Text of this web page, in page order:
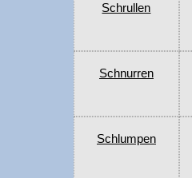
Schrullen
Schnurren
Schlumpen